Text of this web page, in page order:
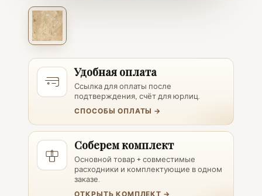
Удобная оплата
Ссылка для оплаты после
подтверждения, счёт для юрлиц.
СПОСОБЫ ОПЛАТЫ →
Соберем комплект
Основной товар + совместимые
расходники и комплектующие в одном
заказе.
ОТКРЫТЬ КОМПЛЕКТ →